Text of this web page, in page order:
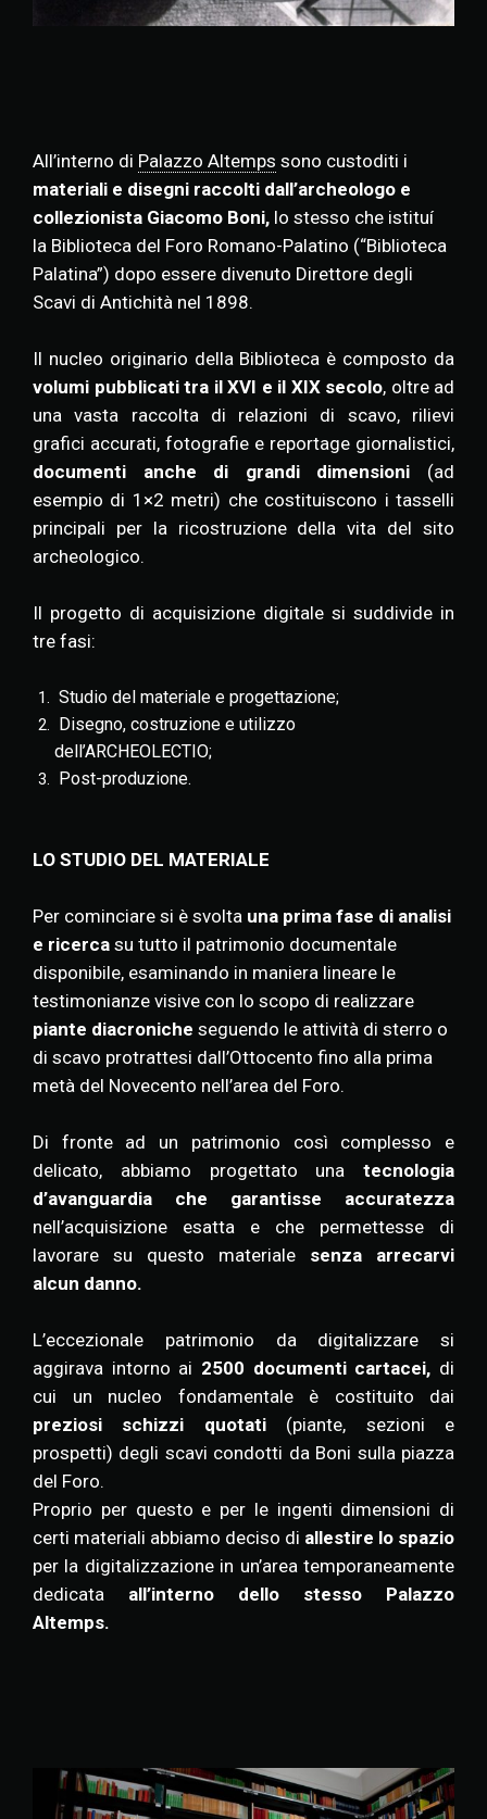
All’interno di Palazzo Altemps sono custoditi i
materiali e disegni raccolti dall’archeologo e
collezionista Giacomo Boni, lo stesso che istituí
la Biblioteca del Foro Romano-Palatino (“Biblioteca
Palatina”) dopo essere divenuto Direttore degli
Scavi di Antichità nel 1898.
Il nucleo originario della Biblioteca è composto da
volumi pubblicati tra il XVI e il XIX secolo, oltre ad
una vasta raccolta di relazioni di scavo, rilievi
grafici accurati, fotografie e reportage giornalistici,
documenti anche di grandi dimensioni (ad
esempio di 1×2 metri) che costituiscono i tasselli
principali per la ricostruzione della vita del sito
archeologico.
Il progetto di acquisizione digitale si suddivide in
tre fasi:
Studio del materiale e progettazione;
Disegno, costruzione e utilizzo
dell’ARCHEOLECTIO;
Post-produzione.
LO STUDIO DEL MATERIALE
Per cominciare si è svolta una prima fase di analisi
e ricerca su tutto il patrimonio documentale
disponibile, esaminando in maniera lineare le
testimonianze visive con lo scopo di realizzare
piante diacroniche seguendo le attività di sterro o
di scavo protrattesi dall’Ottocento fino alla prima
metà del Novecento nell’area del Foro.
Di fronte ad un patrimonio così complesso e
delicato, abbiamo progettato una tecnologia
d’avanguardia che garantisse accuratezza
nell’acquisizione esatta e che permettesse di
lavorare su questo materiale senza arrecarvi
alcun danno.
L’eccezionale patrimonio da digitalizzare si
aggirava intorno ai 2500 documenti cartacei, di
cui un nucleo fondamentale è costituito dai
preziosi schizzi quotati (piante, sezioni e
prospetti) degli scavi condotti da Boni sulla piazza
del Foro.
Proprio per questo e per le ingenti dimensioni di
certi materiali abbiamo deciso di allestire lo spazio
per la digitalizzazione in un’area temporaneamente
dedicata all’interno dello stesso Palazzo
Altemps.